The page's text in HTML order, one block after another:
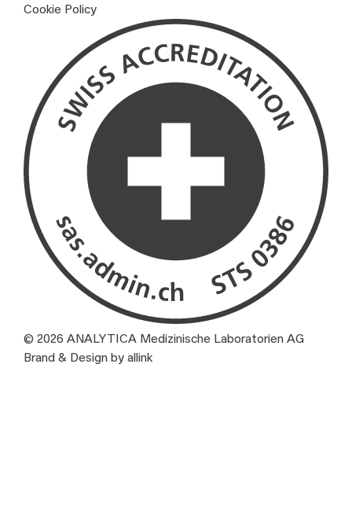
Cookie Policy
© 2026 ANALYTICA Medizinische Laboratorien AG
Brand & Design by allink